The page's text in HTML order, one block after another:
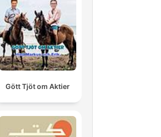
Gött Tjöt om Aktier